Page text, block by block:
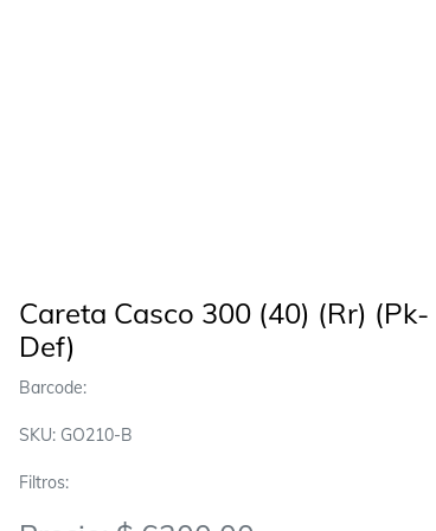
Careta Casco 300 (40) (Rr) (Pk-
Def)
Barcode:
SKU: GO210-B
Filtros: